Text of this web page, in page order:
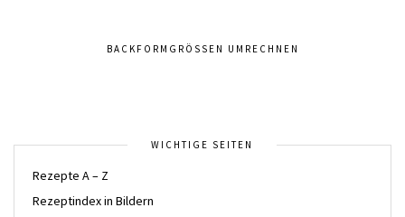
BACKFORMGRÖSSEN UMRECHNEN
WICHTIGE SEITEN
Rezepte A – Z
Rezeptindex in Bildern